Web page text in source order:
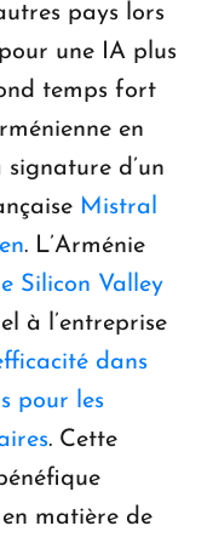
pays lors
une IA plus
temps fort
en
d’un
Mistral
. L’Arménie
Silicon Valley
à l’entreprise
dans
pour les
. Cette
matière de